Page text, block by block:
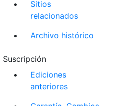
Sitios
relacionados
Archivo histórico
Suscripción
Ediciones
anteriores